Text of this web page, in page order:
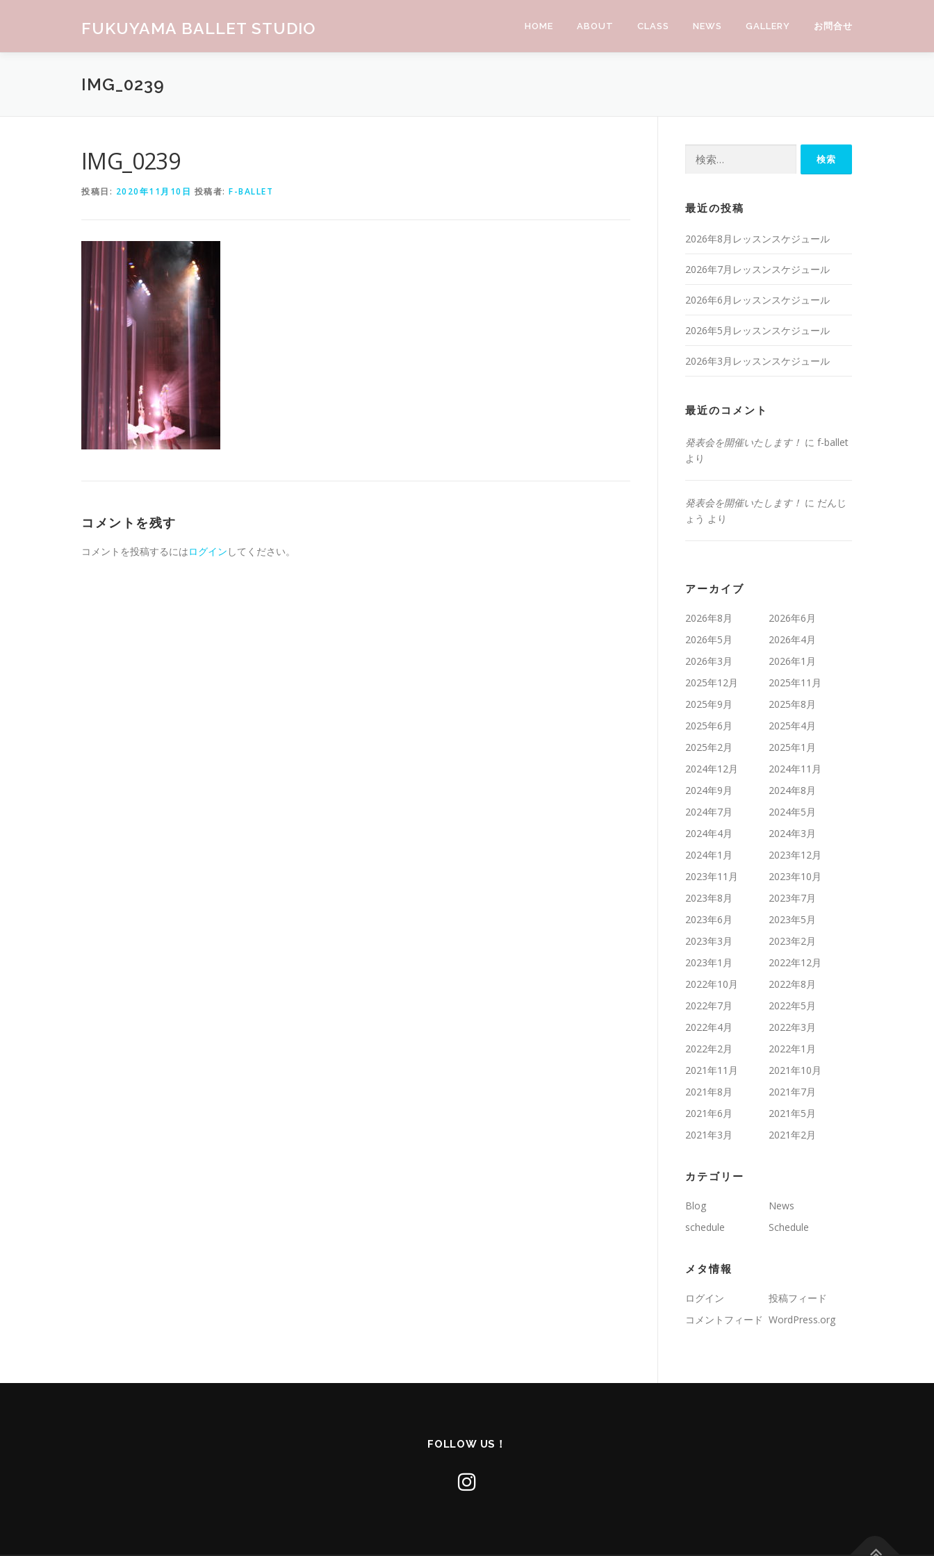
FUKUYAMA BALLET STUDIO HOME ABOUT CLASS NEWS GALLERY お問合せ
IMG_0239
IMG_0239
投稿日: 2020年11月10日 投稿者: F-BALLET
コメントを残す
コメントを投稿するにはログイン してください。
検索:
最近の投稿
2026年8月レッスンスケジュール
2026年7月レッスンスケジュール
2026年6月レッスンスケジュール
2026年5月レッスンスケジュール
2026年3月レッスンスケジュール
最近のコメント
発表会を開催いたします！ に f-ballet
より
発表会を開催いたします！ に だんじ
ょう より
アーカイブ
2026年8月
2026年6月
2026年5月
2026年4月
2026年3月
2026年1月
2025年12月
2025年11月
2025年9月
2025年8月
2025年6月
2025年4月
2025年2月
2025年1月
2024年12月
2024年11月
2024年9月
2024年8月
2024年7月
2024年5月
2024年4月
2024年3月
2024年1月
2023年12月
2023年11月
2023年10月
2023年8月
2023年7月
2023年6月
2023年5月
2023年3月
2023年2月
2023年1月
2022年12月
2022年10月
2022年8月
2022年7月
2022年5月
2022年4月
2022年3月
2022年2月
2022年1月
2021年11月
2021年10月
2021年8月
2021年7月
2021年6月
2021年5月
2021年3月
2021年2月
カテゴリー
Blog
News
schedule
Schedule
メタ情報
ログイン
投稿フィード
コメントフィード WordPress.org
FOLLOW US！